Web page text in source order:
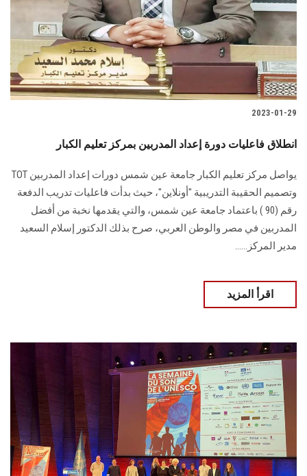
2023-01-29
انطلاق فاعليات دورة إعداد المدربين بمركز تعليم الكبار
يواصل مركز تعليم الكبار جامعة عين شمس دورات إعداد المدربين TOT
وتصميم الحقيبة التدريبية "أونلاين"، حيث بدأت فاعليات تدريب الدفعة
رقم (90 ) باعتماد جامعة عين شمس، والتي يقدمها نخبة من أفضل
المدربين في مصر والوطن العربي، صرح بذلك الدكتور إسلام السعيد
مدير المركز......
اقرأ المزيد